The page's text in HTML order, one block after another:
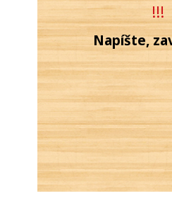
!!!
Napíšte,